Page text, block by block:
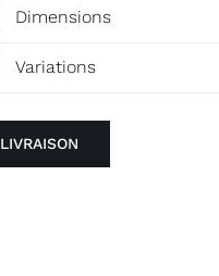
Dimensions
Variations
LIVRAISON